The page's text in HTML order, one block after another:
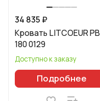
34 835 ₽
Кровать LITCOEUR PB
180 0129
Доступно к заказу
Подробнее